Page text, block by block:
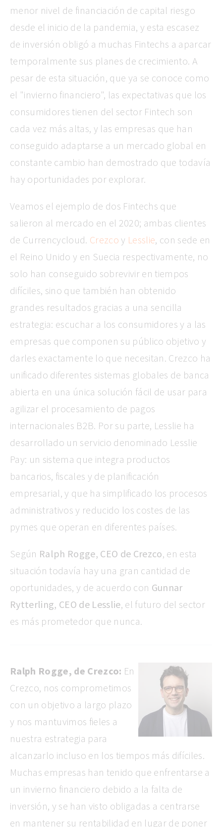
menor nivel de financiación de capital riesgo
desde el inicio de la pandemia, y esta escasez
de inversión obligó a muchas Fintechs a aparcar
temporalmente sus planes de crecimiento. A
pesar de esta situación, que ya se conoce como
el "invierno financiero", las expectativas que los
consumidores tienen del sector Fintech son
cada vez más altas, y las empresas que han
conseguido adaptarse a un mercado global en
constante cambio han demostrado que todavía
hay oportunidades por explorar.
Veamos el ejemplo de dos Fintechs que
salieron al mercado en el 2020; ambas clientes
de Currencycloud. Crezco y Lesslie, con sede en
el Reino Unido y en Suecia respectivamente, no
solo han conseguido sobrevivir en tiempos
difíciles, sino que también han obtenido
grandes resultados gracias a una sencilla
estrategia: escuchar a los consumidores y a las
empresas que componen su público objetivo y
darles exactamente lo que necesitan. Crezco ha
unificado diferentes sistemas globales de banca
abierta en una única solución fácil de usar para
agilizar el procesamiento de pagos
internacionales B2B. Por su parte, Lesslie ha
desarrollado un servicio denominado Lesslie
Pay: un sistema que integra productos
bancarios, fiscales y de planificación
empresarial, y que ha simplificado los procesos
administrativos y reducido los costes de las
pymes que operan en diferentes países.
Según Ralph Rogge, CEO de Crezco, en esta
situación todavía hay una gran cantidad de
oportunidades, y de acuerdo con Gunnar
Rytterling, CEO de Lesslie, el futuro del sector
es más prometedor que nunca.
Ralph Rogge, de Crezco: En
Crezco, nos comprometimos
con un objetivo a largo plazo
y nos mantuvimos fieles a
nuestra estrategia para
alcanzarlo incluso en los tiempos más difíciles.
Muchas empresas han tenido que enfrentarse a
un invierno financiero debido a la falta de
inversión, y se han visto obligadas a centrarse
en mantener su rentabilidad en lugar de poner